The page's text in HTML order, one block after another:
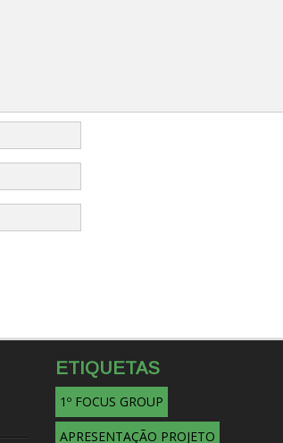
ETIQUETAS
1º FOCUS GROUP
APRESENTAÇÃO PROJETO